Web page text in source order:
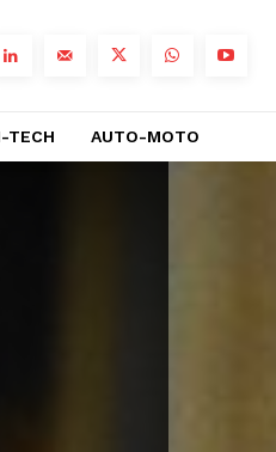
TECH AUTO-MOTO